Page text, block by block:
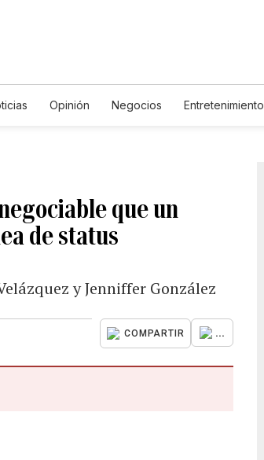
Opinión Negocios Entretenimiento
que un
de status
y Jenniffer González
COMPARTIR ...